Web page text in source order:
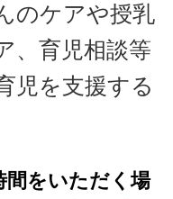
のケアや授乳
、育児相談等
児を支援する
間をいただく場